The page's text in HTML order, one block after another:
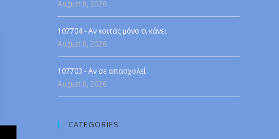
August 8, 2026
107704 - Αν κοιτάς μόνο τι κάνει
August 8, 2026
107703 - Αν σε απασχολεί
August 8, 2026
CATEGORIES